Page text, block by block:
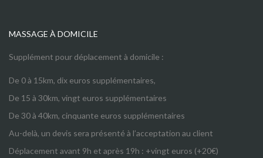
MASSAGE À DOMICILE
Supplément pour déplacement à domicile :
De 0 à 15km, dix euros supplémentaires,
De 15 à 30km, vingt euros supplémentaires
De 30 à 40km, cinquante euros supplémentaires
Au-delà, un devis sera présenté à l’acceptation au client
Déplacement avant 9h et après 19h : +vingt euros (+20€)